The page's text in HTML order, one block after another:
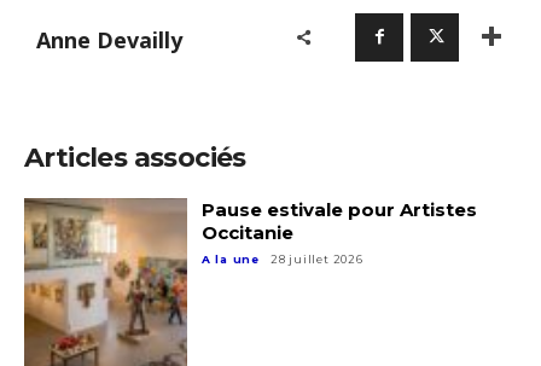
Anne Devailly
Articles associés
Pause estivale pour Artistes
Occitanie
A la une 28 juillet 2026